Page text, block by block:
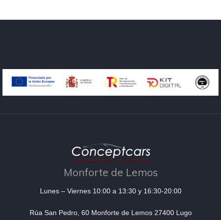
Monforte de Lemos
Lunes – Viernes 10:00 a 13:30 y 16:30-20:00
Rúa San Pedro, 60 Monforte de Lemos 27400 Lugo